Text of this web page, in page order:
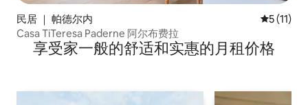
民居 ｜ 帕德尔内 平均评分
5 (11)
Casa TiTeresa Paderne 阿尔布费拉
享受家一般的舒适和实惠的月租价格